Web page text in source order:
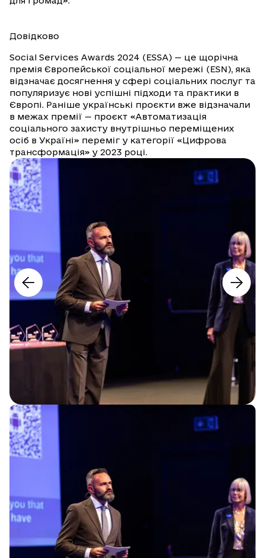
Довідково
Social Services Awards 2024 (ESSA) — це щорічна
премія Європейської соціальної мережі (ESN), яка
відзначає досягнення у сфері соціальних послуг та
популяризує нові успішні підходи та практики в
Європі. Раніше українські проєкти вже відзначали
в межах премії — проєкт «Автоматизація
соціального захисту внутрішньо переміщених
осіб в Україні» переміг у категорії «Цифрова
трансформація» у 2023 році.